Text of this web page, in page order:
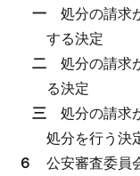
一 処分の請求
する決定
二 処分の請求
る決定
三 処分の請求
処分を行う決
６ 公安審査委員